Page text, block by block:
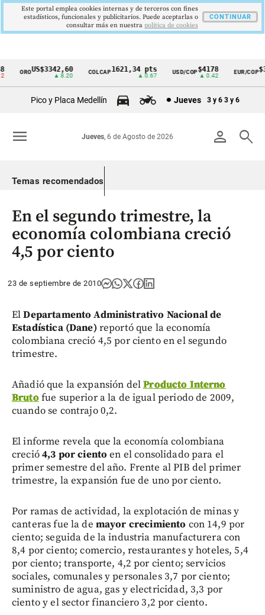
Cintillo
Colombia
OROUS$3342,60
▲ 8.20
COLCAP1621,34 pts
▲ 0.67
USD/COP$4178
▲ 0.42
EUR/COP
Pico y Placa Medellín Jueves 3 y 6 3 y 6
person search
Jueves, 6 de Agosto de 2026
menu
Temas recomendados
En el segundo trimestre, la
economía colombiana creció
4,5 por ciento
23 de septiembre de 2010
ElDepartamento Administrativo Nacional de
Estadística (Dane)reportó que la economía
colombiana creció 4,5 por ciento en el segundo
trimestre.
Añadió que la expansión delProducto Interno
Brutofue superior a la de igual periodo de 2009,
cuando se contrajo 0,2.
El informe revela que la economía colombiana
creció4,3 por ciento en el consolidado para el
primer semestre del año. Frente al PIB del primer
trimestre, la expansión fue de uno por ciento.
Por ramas de actividad, la explotación de minas y
canteras fue la de mayor crecimiento con 14,9 por
ciento; seguida de la industria manufacturera con
8,4 por ciento; comercio, restaurantes y hoteles, 5,4
por ciento; transporte, 4,2 por ciento; servicios
sociales, comunales y personales 3,7 por ciento;
suministro de agua, gas y electricidad, 3,3 por
ciento y el sector financiero 3,2 por ciento.
Este portal emplea cookies internas y de terceros con fines
estadísticos, funcionales y publicitarios. Puede aceptarlas o
consultar más en nuestra politica de cookies
CONTINUAR